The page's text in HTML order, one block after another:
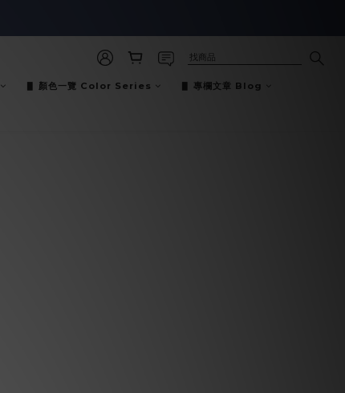
▋ 顏色一覽 Color Series ▋ 專欄文章 Blog